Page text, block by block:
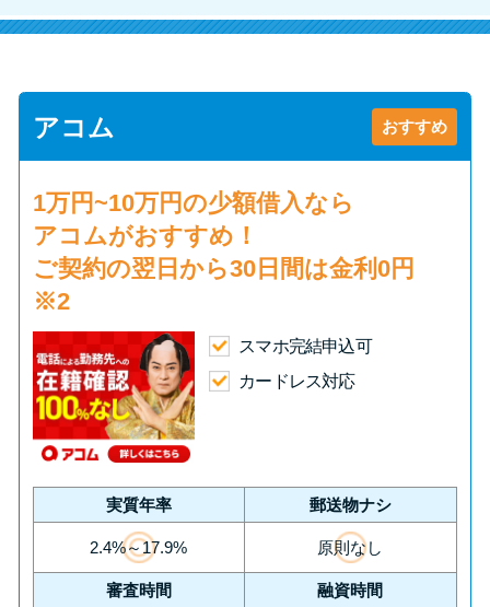
てはいけない理由と借りた場合
申し込みブラックとは?判断の目
安や審査に通らない理由
ブラックでもお金を借りるに
は？3つの判断基準と工面法
る？ 自分がブラックか確かめる
方法
アコムとレイクどっちがいい
の？ カードローンの選び方を徹
底解説！
プロミスの返済方法を徹底解
説！ もっとも便利でお得な返済
アコム おすすめ
1万円~10万円の少額借入なら
アコムがおすすめ！
ご契約の翌日から30日間は金利0円
※2
スマホ完結申込可
カードレス対応
実質年率 郵送物ナシ
2.4%～17.9% 原則なし
審査時間 融資時間